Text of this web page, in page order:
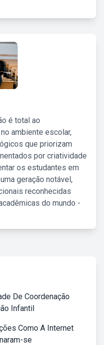
é total ao
ambiente escolar,
que priorizam
por criatividade
os estudantes em
geração notável,
reconhecidas
do mundo -
De Coordenação
Infantil
Como A Internet
se